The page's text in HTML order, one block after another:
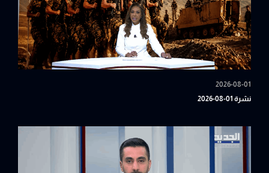
2026-08-01
نشرة 01-08-2026